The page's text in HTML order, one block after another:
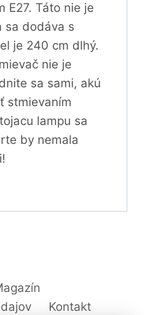
E27. Táto nie je
sa dodáva s
je 240 cm dlhý.
nie je
sa sami, akú
stmievaním
lampu sa
by nemala
Kontakt